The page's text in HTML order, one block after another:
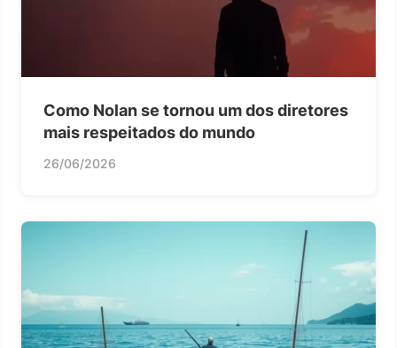
Como Nolan se tornou um dos diretores
mais respeitados do mundo
26/06/2026